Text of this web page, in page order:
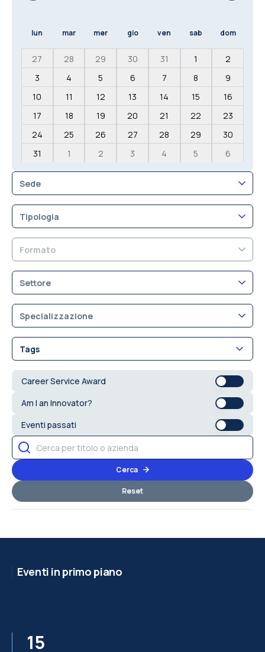
lun mar mer gio ven sab dom
27 28 29 30 31 1
2
3
4 5 6 7 8
9
10
11 12 13 14 15
16
17
18 19 20 21 22
23
24
25 26 27 28 29
30
31
1 2 3 4 5 6
Sede
Tipologia
Formato
Settore
Specializzazione
Tags
Career Service Award
Am I an Innovator?
Eventi passati
Cerca
Reset
Eventi in primo piano
15